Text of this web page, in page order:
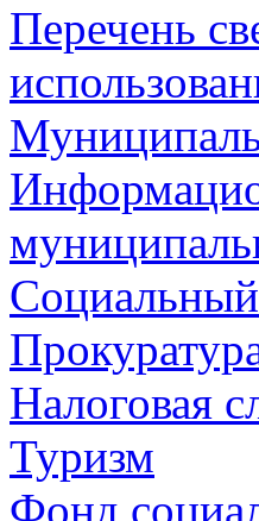
Перечень
Налоговая
Туризм
Фонд